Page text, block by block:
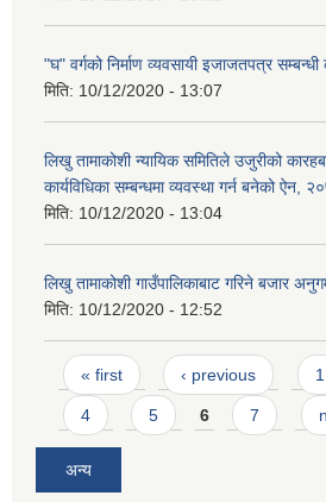
"घ" वर्गको निर्माण व्यवसायी इजाजतपत्र सम्बन्धी
मिति: 10/12/2020 - 13:07
लिखु तामाकोशी न्यायिक समितिले उजुरीको
कार्यविधिका सम्बन्धमा व्यवस्था गर्न बनेको ऐन,
मिति: 10/12/2020 - 13:04
लिखु तामाकोशी गाउँपालिकाबाट गरिने बजार
मिति: 10/12/2020 - 12:52
Pages
« first ‹ previous 1
4 5 6 7
अन्य